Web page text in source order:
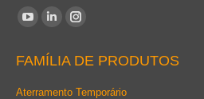
Encontre-nos em:
opens
in
Linkedin
opens
in
Instagram
opens
in
FAMÍLIA DE PRODUTOS
Aterramento Temporário